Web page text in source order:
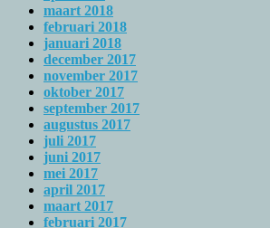
maart 2018
februari 2018
januari 2018
december 2017
november 2017
oktober 2017
september 2017
augustus 2017
juli 2017
juni 2017
mei 2017
april 2017
maart 2017
februari 2017